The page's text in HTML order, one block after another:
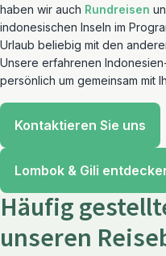
haben wir auch Rundreisen
indonesischen Inseln im
Urlaub beliebig mit den
Unsere erfahrenen
persönlich um gemeinsam mit
Kontaktieren Sie uns
Lombok & Gili
Häufig
unseren